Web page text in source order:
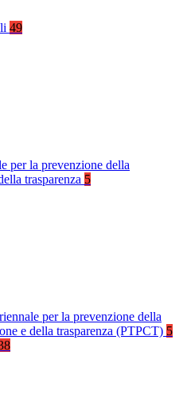
49
per la prevenzione della
trasparenza 5
per la prevenzione della
e della trasparenza (PTPCT) 5